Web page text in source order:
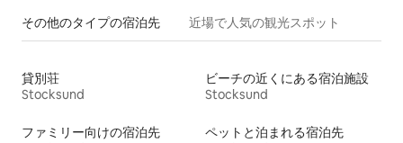
その他のタ⁠イ⁠プ⁠の宿⁠泊⁠先 近場で人気の観光スポット
貸別荘
Stocksund
ビーチの近くにある宿泊施設
Stocksund
ファミリー向けの宿泊先
ペットと泊まれる宿泊先